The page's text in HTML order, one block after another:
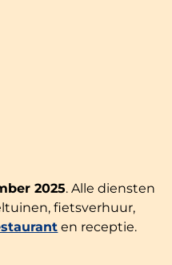
2025. Alle diensten
fietsverhuur,
en receptie.